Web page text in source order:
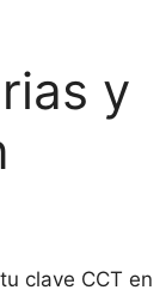
y
clave CCT en